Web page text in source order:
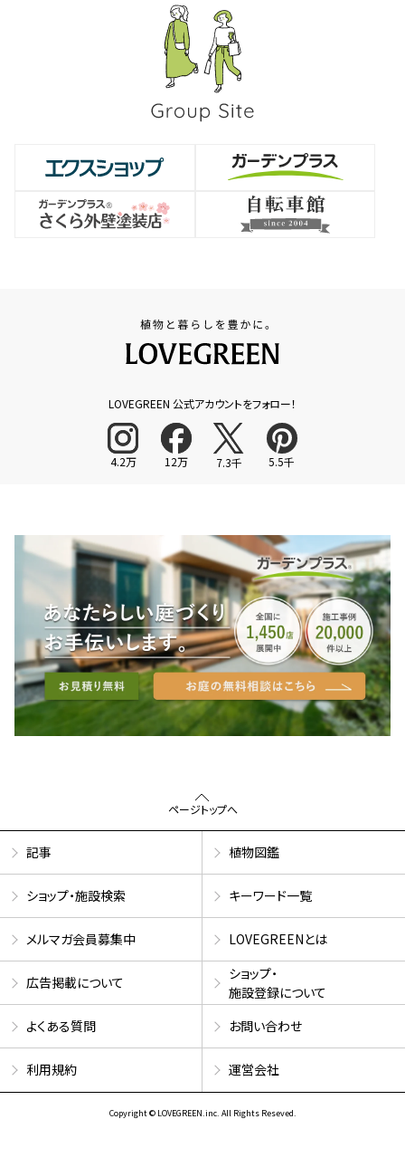
LOVEGREEN 公式アカウントをフォロー！
4.2万 12万 7.3千 5.5千
ページトップへ
記事 植物図鑑
ショップ・施設検索 キーワード一覧
メルマガ会員募集中 LOVEGREENとは
広告掲載について
ショップ・
施設登録について
よくある質問
お問い合わせ
利用規約 運営会社
Copyright © LOVEGREEN.inc. All Rights Reseved.